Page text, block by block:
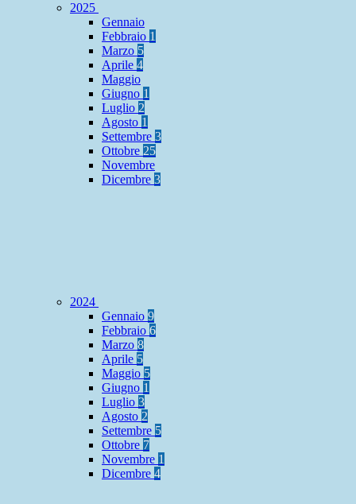
2025
Gennaio
Febbraio 1
Marzo 5
Aprile 4
Maggio
Giugno 1
Luglio 2
Agosto 1
Settembre 3
Ottobre 25
Novembre
Dicembre 3
2024
Gennaio 9
Febbraio 6
Marzo 8
Aprile 5
Maggio 5
Giugno 1
Luglio 3
Agosto 2
Settembre 5
Ottobre 7
Novembre 1
Dicembre 4